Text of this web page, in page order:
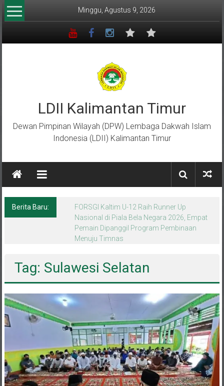
Lompat
ke
Minggu, Agustus 9, 2026
LDII Kalimantan Timur
Dewan Pimpinan Wilayah (DPW) Lembaga Dakwah Islam
Indonesia (LDII) Kalimantan Timur
Berita Baru:
Menempa Generasi Muda Berkarakter Luhur
di Bumi Perkemahan Makroman Indah
melalui CAI ke-47